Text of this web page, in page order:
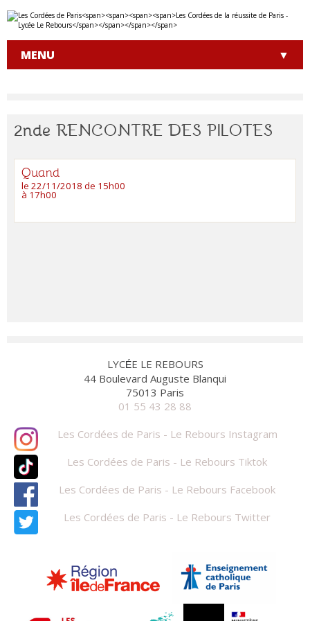
Aller
au
Outils
personnels
MENU
2nde RENCONTRE DES PILOTES
Quand
le 22/11/2018 de 15h00
à 17h00
LYCÉE LE REBOURS
44 Boulevard Auguste Blanqui
75013 Paris
01 55 43 28 88
Les Cordées de Paris - Le Rebours Instagram
Les Cordées de Paris - Le Rebours Tiktok
Les Cordées de Paris - Le Rebours Facebook
Les Cordées de Paris - Le Rebours Twitter